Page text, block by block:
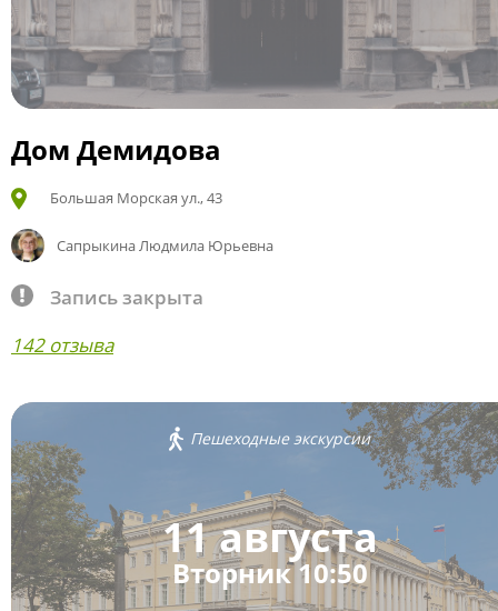
Дом Демидова
Большая Морская ул., 43
Сапрыкина Людмила Юрьевна
Запись закрыта
142 отзыва
Пешеходные экскурсии
11 августа
Вторник 10:50